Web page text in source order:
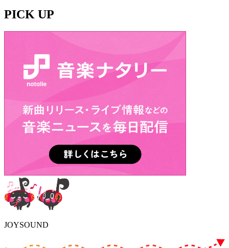
PICK UP
JOYSOUND